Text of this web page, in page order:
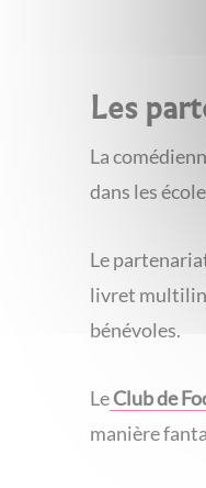
Les
La
dans les
Le
livret
bénévoles.
LeClub de
manière